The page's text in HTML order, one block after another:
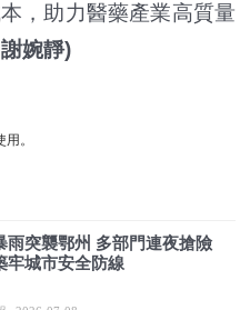
，助力醫藥產業高質量
婉靜)
。
雨突襲鄂州 多部門連夜搶險
牢城市安全防線